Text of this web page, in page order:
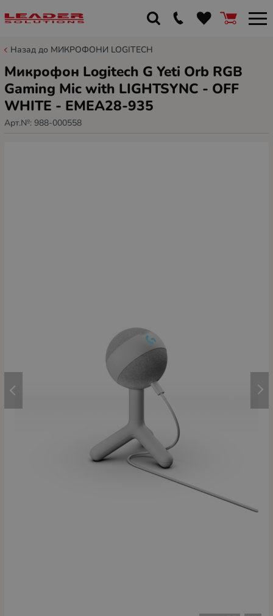
Назад до МИКРОФОНИ LOGITECH
Микрофон Logitech G Yeti Orb RGB
Gaming Mic with LIGHTSYNC - OFF
WHITE - EMEA28-935
Арт.№: 988-000558